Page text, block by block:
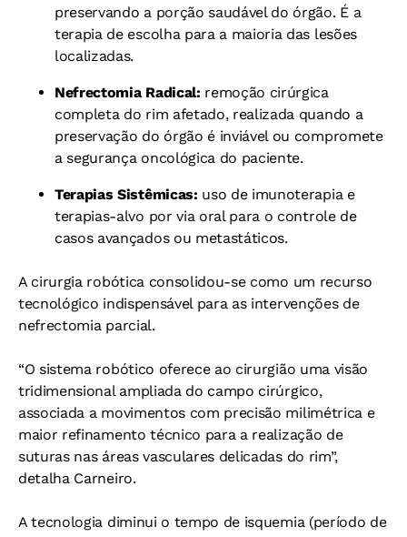
preservando a porção saudável do órgão. É a
terapia de escolha para a maioria das lesões
localizadas.
Nefrectomia Radical: remoção cirúrgica
completa do rim afetado, realizada quando a
preservação do órgão é inviável ou compromete
a segurança oncológica do paciente.
Terapias Sistêmicas: uso de imunoterapia e
terapias-alvo por via oral para o controle de
casos avançados ou metastáticos.
A cirurgia robótica consolidou-se como um recurso
tecnológico indispensável para as intervenções de
nefrectomia parcial.
“O sistema robótico oferece ao cirurgião uma visão
tridimensional ampliada do campo cirúrgico,
associada a movimentos com precisão milimétrica e
maior refinamento técnico para a realização de
suturas nas áreas vasculares delicadas do rim”,
detalha Carneiro.
A tecnologia diminui o tempo de isquemia (período de